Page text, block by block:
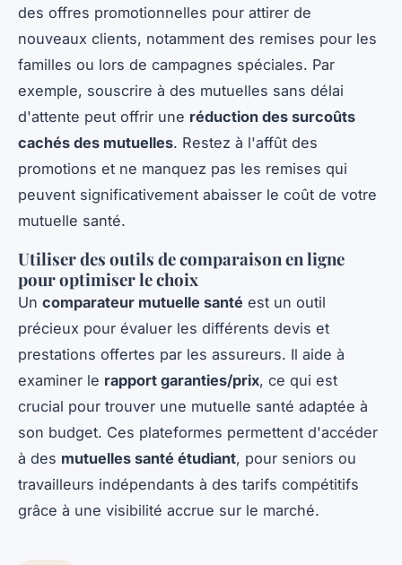
des offres promotionnelles pour attirer de
nouveaux clients, notamment des remises pour les
familles ou lors de campagnes spéciales. Par
exemple, souscrire à des mutuelles sans délai
d'attente peut offrir une réduction des surcoûts
cachés des mutuelles. Restez à l'affût des
promotions et ne manquez pas les remises qui
peuvent significativement abaisser le coût de votre
mutuelle santé.
Utiliser des outils de comparaison en ligne
pour optimiser le choix
Un comparateur mutuelle santé est un outil
précieux pour évaluer les différents devis et
prestations offertes par les assureurs. Il aide à
examiner le rapport garanties/prix, ce qui est
crucial pour trouver une mutuelle santé adaptée à
son budget. Ces plateformes permettent d'accéder
à des mutuelles santé étudiant, pour seniors ou
travailleurs indépendants à des tarifs compétitifs
grâce à une visibilité accrue sur le marché.